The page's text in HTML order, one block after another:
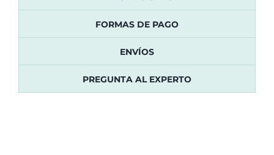
FORMAS DE PAGO
ENVÍOS
PREGUNTA AL EXPERTO